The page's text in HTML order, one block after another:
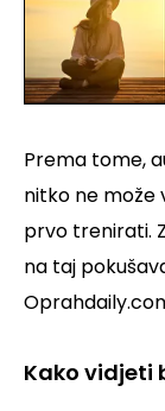
Prema tome,
nitko ne može
prvo trenirati.
na taj
Kako vidjeti